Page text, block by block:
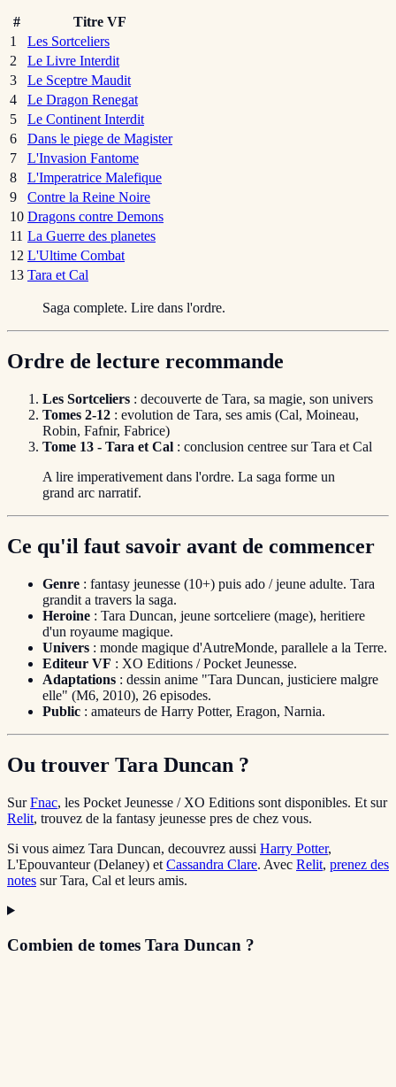
#
Titre VF
1
Les Sortceliers
2
Le Livre Interdit
3
Le Sceptre Maudit
4
Le Dragon Renegat
5
Le Continent Interdit
6
Dans le piege de Magister
7
L'Invasion Fantome
8
L'Imperatrice Malefique
9
Contre la Reine Noire
10 Dragons contre Demons
11 La Guerre des planetes
12 L'Ultime Combat
13 Tara et Cal
Saga complete. Lire dans l'ordre.
Ordre de lecture recommande
Les Sortceliers : decouverte de Tara, sa magie, son univers
Tomes 2-12 : evolution de Tara, ses amis (Cal, Moineau,
Robin, Fafnir, Fabrice)
Tome 13 - Tara et Cal : conclusion centree sur Tara et Cal
A lire imperativement dans l'ordre. La saga forme un
grand arc narratif.
Ce qu'il faut savoir avant de commencer
Genre : fantasy jeunesse (10+) puis ado / jeune adulte. Tara
grandit a travers la saga.
Heroine : Tara Duncan, jeune sortceliere (mage), heritiere
d'un royaume magique.
Univers : monde magique d'AutreMonde, parallele a la Terre.
Editeur VF : XO Editions / Pocket Jeunesse.
Adaptations : dessin anime "Tara Duncan, justiciere malgre
elle" (M6, 2010), 26 episodes.
Public : amateurs de Harry Potter, Eragon, Narnia.
Ou trouver Tara Duncan ?
SurFnac, les Pocket Jeunesse / XO Editions sont disponibles. Et sur
Relit, trouvez de la fantasy jeunesse pres de chez vous.
Si vous aimez Tara Duncan, decouvrez aussi Harry Potter,
L'Epouvanteur (Delaney) et Cassandra Clare. Avec Relit, prenez des
notes sur Tara, Cal et leurs amis.
Combien de tomes Tara Duncan ?